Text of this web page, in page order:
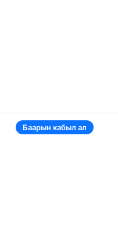
Баарын кабыл ал